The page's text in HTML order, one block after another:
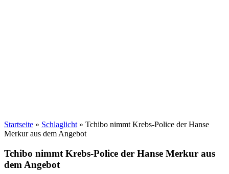
Startseite » Schlaglicht » Tchibo nimmt Krebs-Police der Hanse
Merkur aus dem Angebot
Tchibo nimmt Krebs-Police der Hanse Merkur aus
dem Angebot